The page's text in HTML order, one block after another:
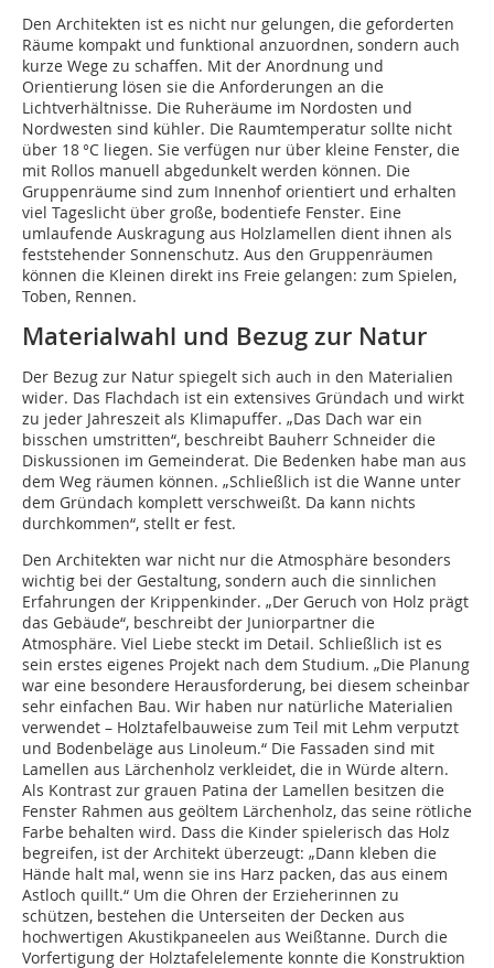
Den Architekten ist es nicht nur gelungen, die geforderten
Räume kompakt und funktional anzuordnen, sondern auch
kurze Wege zu schaffen. Mit der Anordnung und
Orientierung lösen sie die Anforderungen an die
Lichtverhältnisse. Die Ruheräume im Nordosten und
Nordwesten sind kühler. Die Raumtemperatur sollte nicht
über 18 °C liegen. Sie verfügen nur über kleine Fenster, die
mit Rollos manuell abgedunkelt werden können. Die
Gruppenräume sind zum Innenhof orientiert und erhalten
viel Tageslicht über große, bodentiefe Fenster. Eine
umlaufende Auskragung aus Holzlamellen dient ihnen als
feststehender Sonnenschutz. Aus den Gruppenräumen
können die Kleinen direkt ins Freie gelangen: zum Spielen,
Toben, Rennen.
Materialwahl und Bezug zur Natur
Der Bezug zur Natur spiegelt sich auch in den Materialien
wider. Das Flachdach ist ein extensives Gründach und wirkt
zu jeder Jahreszeit als Klimapuffer. „Das Dach war ein
bisschen umstritten“, beschreibt Bauherr Schneider die
Diskussionen im Gemeinderat. Die Bedenken habe man aus
dem Weg räumen können. „Schließlich ist die Wanne unter
dem Gründach komplett verschweißt. Da kann nichts
durchkommen“, stellt er fest.
Den Architekten war nicht nur die Atmosphäre besonders
wichtig bei der Gestaltung, sondern auch die sinnlichen
Erfahrungen der Krippenkinder. „Der Geruch von Holz prägt
das Gebäude“, beschreibt der Juniorpartner die
Atmosphäre. Viel Liebe steckt im Detail. Schließlich ist es
sein erstes eigenes Projekt nach dem Studium. „Die Planung
war eine besondere Herausforderung, bei diesem scheinbar
sehr einfachen Bau. Wir haben nur natürliche Materialien
verwendet – Holztafelbauweise zum Teil mit Lehm verputzt
und Bodenbeläge aus Linoleum.“ Die Fassaden sind mit
Lamellen aus Lärchenholz verkleidet, die in Würde altern.
Als Kontrast zur grauen Patina der Lamellen besitzen die
Fenster Rahmen aus geöltem Lärchenholz, das seine rötliche
Farbe behalten wird. Dass die Kinder spielerisch das Holz
begreifen, ist der Architekt überzeugt: „Dann kleben die
Hände halt mal, wenn sie ins Harz packen, das aus einem
Astloch quillt.“ Um die Ohren der Erzieherinnen zu
schützen, bestehen die Unterseiten der Decken aus
hochwertigen Akustikpaneelen aus Weißtanne. Durch die
Vorfertigung der Holztafelelemente konnte die Konstruktion